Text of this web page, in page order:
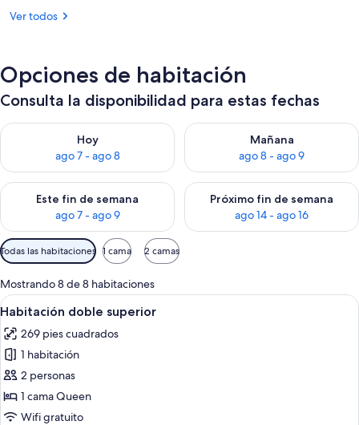
Ver todos
Opciones de habitación
Consulta la disponibilidad para estas fechas
Hoy
ago 7 - ago 8
Consulta la disponibilidad para hoy ago 7 - ago 8
Mañana
ago 8 - ago 9
Consulta la disponibilidad
Este fin de semana
ago 7 - ago 9
Consulta la disponibilidad para este fin de semana ago 7 -
Próximo fin de semana
ago 14 - ago 16
Consulta la disponibilidad
Filtros
disponibles
para
las
habitaciones
Todas las habitaciones 1 cama 2 camas
Mostrando 8 de 8 habitaciones
Abrir
todas
las
fotos
de
Habitación
doble
Un dormitorio con una cama
3
Habitación doble superior
269 pies cuadrados
1 habitación
2 personas
1 cama Queen
Wifi gratuito